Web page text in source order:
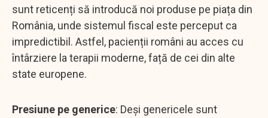
sunt reticenți să introducă noi produse pe piața din
România, unde sistemul fiscal este perceput ca
impredictibil. Astfel, pacienții români au acces cu
întârziere la terapii moderne, față de cei din alte
state europene.
Presiune pe generice: Deși genericele sunt